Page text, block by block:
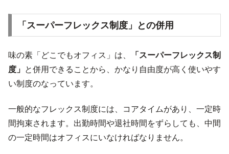
「スーパーフレックス制度」との併用
味の素「どこでもオフィス」は、
「スーパーフレックス制
度」 と併用できることから、かなり自由度が高く使いやす
い制度のなっています。
一般的なフレックス制度には、コアタイムがあり、一定時
間拘束されます。出勤時間や退社時間をずらしても、中間
の一定時間はオフィスにいなければなりません。